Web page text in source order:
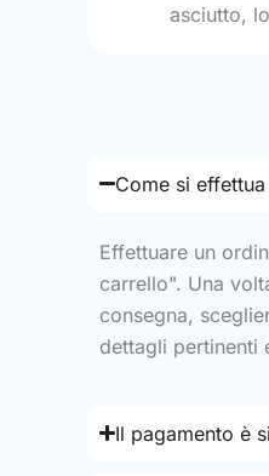
asciutto,
Come si
Effettuare un
carrello". Una
consegna,
dettagli pertinenti
Il pagamento è